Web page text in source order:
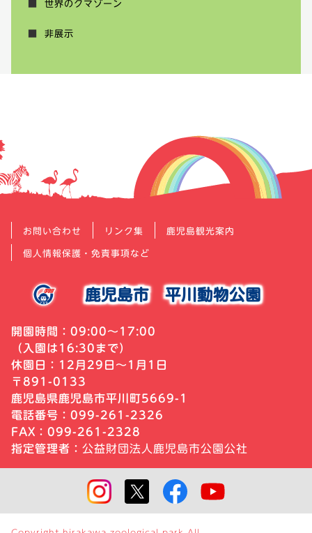
世界のクマゾーン
非展示
お問い合わせ リンク集 鹿児島観光案内
個人情報保護・免責事項など
鹿児島市平川動物公園
開園時間：09:00～17:00
（入園は16:30まで）
休園日：12月29日～1月1日
〒891-0133
鹿児島県鹿児島市平川町5669-1
電話番号：099-261-2326
FAX：099-261-2328
指定管理者： 公益財団法人鹿児島市公園公社